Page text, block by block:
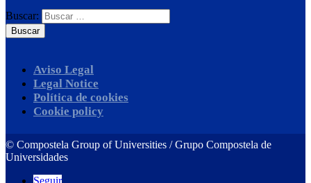
Buscar:
Aviso Legal
Legal Notice
Política de cookies
Cookie policy
© Compostela Group of Universities / Grupo Compostela de
Universidades
Seguir